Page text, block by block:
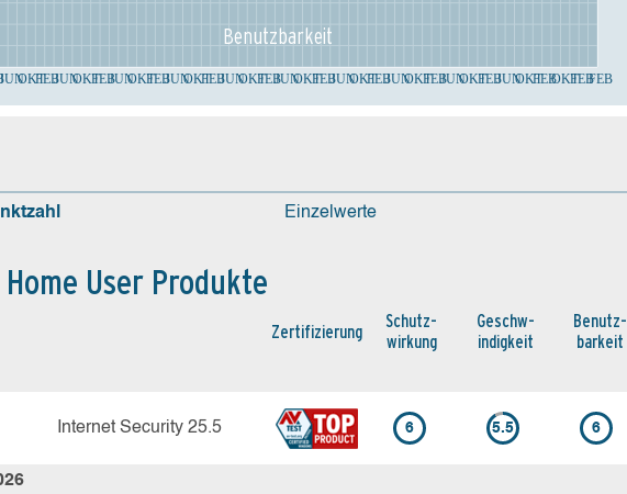
JUNOKTFEBJUNOKTFEBJUNOKTFEBJUNOKTFEBJUNOKTFEBJUNOKTFEBJUNOKTFEBJUNOKTFEBJUNOKTFEBJUNOKTFEBOKTFEBFEB
Benutz­barkeit
Einzelwerte
Home User Produkte
Zertifi­zierung
Schutz­
wirkung
Geschw­
indigkeit
Benutz­
barkeit
Internet Security 25.5 6 5.5 6